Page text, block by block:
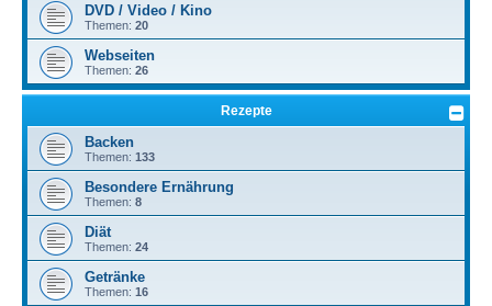
DVD / Video / Kino
Themen: 20
Webseiten
Themen: 26
Rezepte
Backen
Themen: 133
Besondere Ernährung
Themen: 8
Diät
Themen: 24
Getränke
Themen: 16